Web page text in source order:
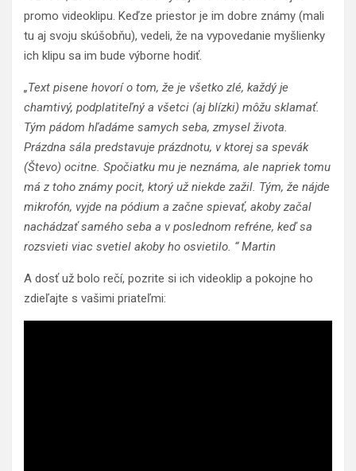
promo videoklipu. Keďze priestor je im dobre známy (mali
tu aj svoju skúšobňu), vedeli, že na vypovedanie myšlienky
ich klipu sa im bude výborne hodiť.
„Text pisene hovorí o tom, že je všetko zlé, každý je
chamtivý, podplatiteľný a všetci (aj blízki) môžu sklamať.
Tým pádom hľadáme samych seba, zmysel života.
Prázdna sála predstavuje prázdnotu, v ktorej sa spevák
(Števo) ocitne. Spočiatku mu je neznáma, ale napriek tomu
má z toho známy pocit, ktorý už niekde zažil. Tým, že nájde
mikrofón, vyjde na pódium a začne spievať, akoby začal
nachádzať samého seba a v poslednom refréne, keď sa
rozsvieti viac svetiel akoby ho osvietilo. “ Martin
A dosť už bolo rečí, pozrite si ich videoklip a pokojne ho
zdieľajte s vašimi priateľmi: